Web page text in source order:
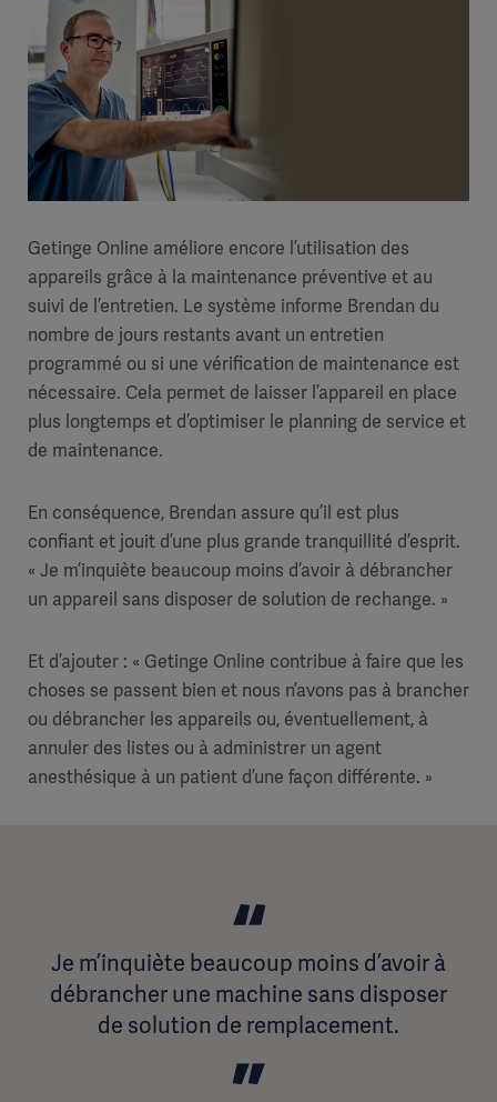
Getinge Online améliore encore l’utilisation des
appareils grâce à la maintenance préventive et au
suivi de l’entretien. Le système informe Brendan du
nombre de jours restants avant un entretien
programmé ou si une vérification de maintenance est
nécessaire. Cela permet de laisser l’appareil en place
plus longtemps et d’optimiser le planning de service et
de maintenance.
En conséquence, Brendan assure qu’il est plus
confiant et jouit d’une plus grande tranquillité d’esprit.
« Je m’inquiète beaucoup moins d’avoir à débrancher
un appareil sans disposer de solution de rechange. »
Et d’ajouter : « Getinge Online contribue à faire que les
choses se passent bien et nous n’avons pas à brancher
ou débrancher les appareils ou, éventuellement, à
annuler des listes ou à administrer un agent
anesthésique à un patient d’une façon différente. »
Je m’inquiète beaucoup moins d’avoir à
débrancher une machine sans disposer
de solution de remplacement.